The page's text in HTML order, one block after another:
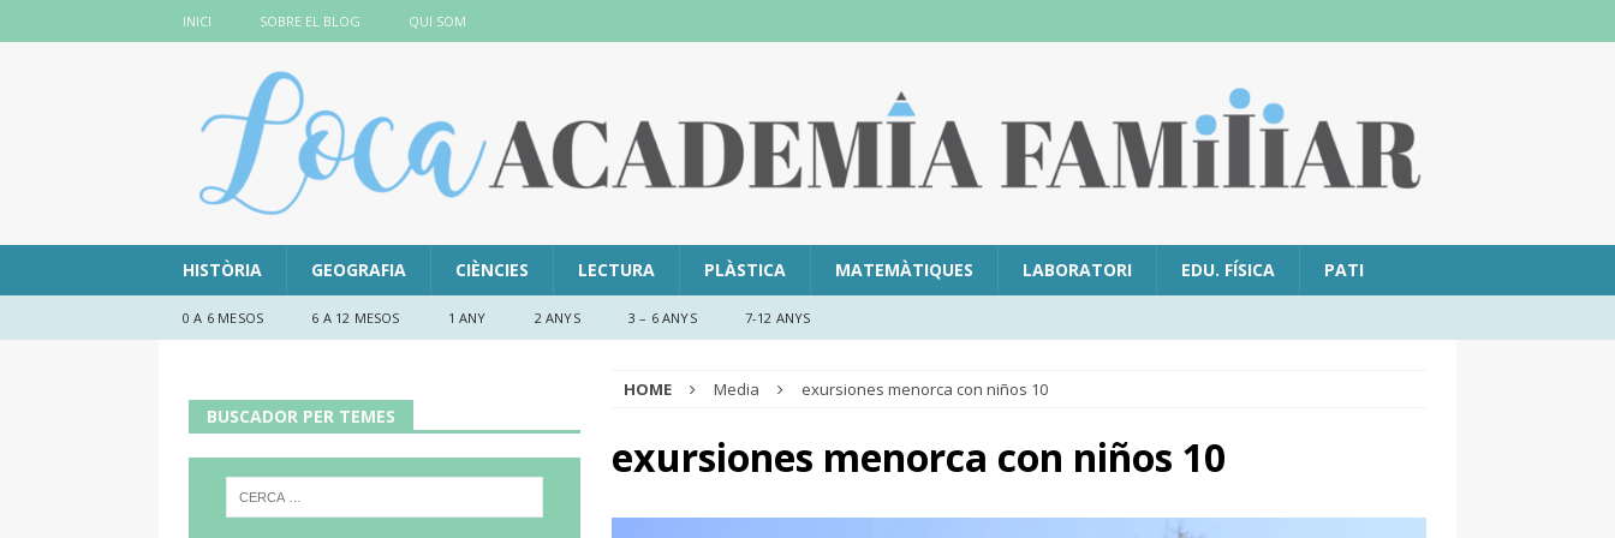
INICI SOBRE EL BLOG QUI SOM
HISTÒRIA GEOGRAFIA CIÈNCIES LECTURA PLÀSTICA MATEMÀTIQUES LABORATORI EDU. FÍSICA PATI
0 A 6 MESOS 6 A 12 MESOS 1 ANY 2 ANYS 3 – 6 ANYS 7-12 ANYS
HOME Media exursiones menorca con niños 10
exursiones menorca con niños 10
BUSCADOR PER TEMES